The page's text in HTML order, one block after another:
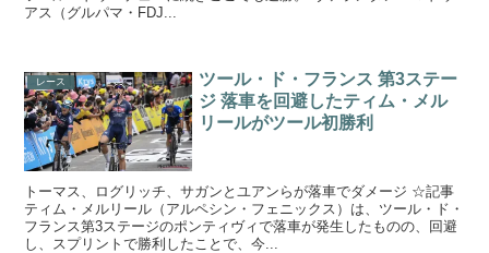
アス（グルパマ・FDJ...
レース
ツール・ド・フランス 第3ステー
ジ 落車を回避したティム・メル
リールがツール初勝利
トーマス、ログリッチ、サガンとユアンらが落車でダメージ ☆記事
ティム・メルリール（アルペシン・フェニックス）は、ツール・ド・
フランス第3ステージのポンティヴィで落車が発生したものの、回避
し、スプリントで勝利したことで、今...